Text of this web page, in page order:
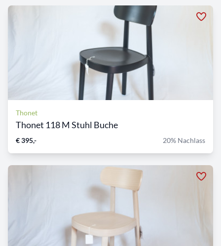
Thonet
Thonet 118 M Stuhl Buche
€ 395,- 20% Nachlass